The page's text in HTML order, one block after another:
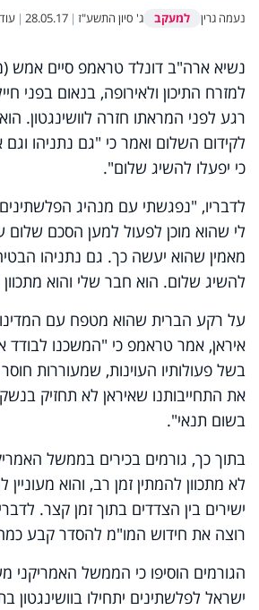
נעמה גרין למעקב ג' סיון התשע"ז |
28.05.17
|
נשיא ארה"ב דונלד טראמפ סיים אמש
למזרח התיכון ולאירופה, בנאום בפני
רגע לפני המראתו חזרה לוושינגטון.
לקידום השלום ואמר כי "גם נתניהו וגם
כי יפעלו להשיג שלום".
לדבריו, "נפגשתי עם מנהיג
לי שהוא מוכן לפעול למען הסכם שלום
מאמין שהוא יעשה כך. גם נתניהו
להשיג שלום. הוא חבר שלי והוא
על רקע הברית שהוא מטפח עם
איראן, אמר טראמפ כי "המשכנו
בשל פעולותיו העוינות, שמעוררות חוסר
את התחייבותנו שאיראן לא תחזיק
בשום תנאי".
בתוך כך, גורמים בכירים בממשל
לא מתכוון להמתין זמן רב, והוא
ישירים בין הצדדים בתוך זמן קצר.
רוצה את חידוש המו"מ להסדר קבע
הגורמים הוסיפו כי הממשל האמריקני
ישראל לפלשתינים יתחילו בוושינגטון